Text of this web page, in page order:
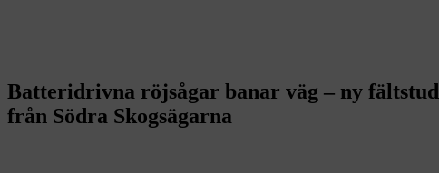
Batteridrivna röjsågar banar väg – ny
från Södra Skogsägarna